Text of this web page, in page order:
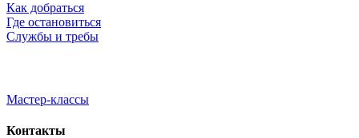
Как добраться
Где остановиться
Службы и требы
Мастер-классы
Контакты